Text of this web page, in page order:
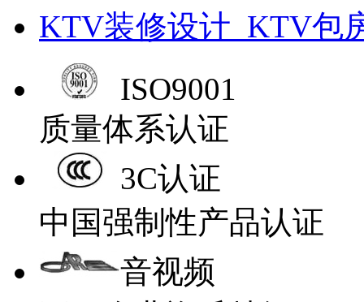
KTV装修设计_KTV包
ISO9001
质量体系认证
3C认证
中国强制性产品认证
音视频